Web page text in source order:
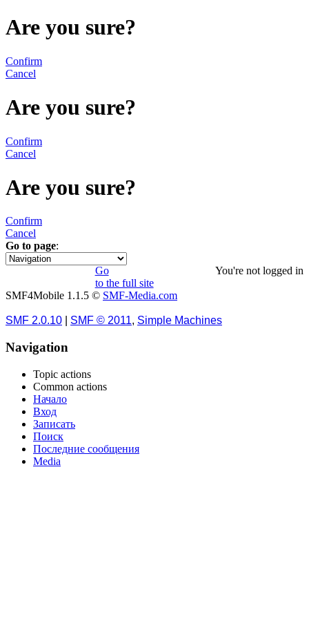
Are you sure?
Confirm
Cancel
Are you sure?
Confirm
Cancel
Are you sure?
Confirm
Cancel
Go to page:
1
You're not logged in
Go
to the full site
SMF4Mobile 1.1.5 © SMF-Media.com
SMF 2.0.10 SMF © 2011, Simple Machines
Navigation
Topic actions
Common actions
Начало
Вход
Записать
Поиск
Последние сообщения
Media